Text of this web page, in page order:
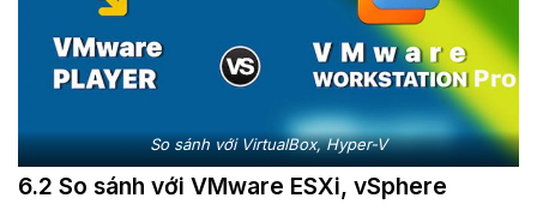
So sánh với VirtualBox, Hyper-V
6.2 So sánh với VMware ESXi, vSphere